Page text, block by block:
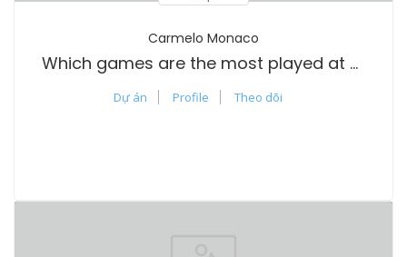
Carmelo Monaco
Which games are the most played at online casinos?
Dự án Profile Theo dõi